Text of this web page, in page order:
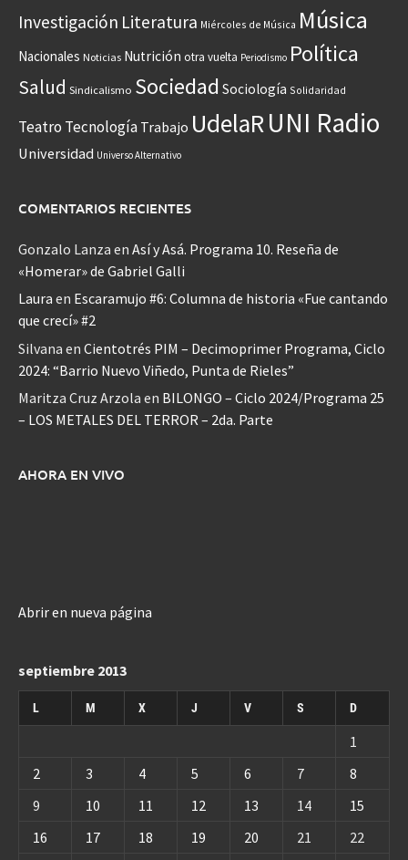
Investigación Literatura Miércoles de Música Música
Nacionales Noticias Nutrición otra vuelta Periodismo Política
Salud Sindicalismo Sociedad Sociología Solidaridad
Teatro Tecnología Trabajo UdelaRUNI Radio
Universidad Universo Alternativo
COMENTARIOS RECIENTES
Gonzalo Lanza en Así y Asá. Programa 10. Reseña de
«Homerar» de Gabriel Galli
Laura en Escaramujo #6: Columna de historia «Fue cantando
que crecí» #2
Silvana en Cientotrés PIM – Decimoprimer Programa, Ciclo
2024: “Barrio Nuevo Viñedo, Punta de Rieles”
Maritza Cruz Arzola en BILONGO – Ciclo 2024/Programa 25
– LOS METALES DEL TERROR – 2da. Parte
AHORA EN VIVO
Abrir en nueva página
septiembre 2013
L M X J V S D
1
2
3 4 5 6 7
8
9
10 11 12 13 14
15
16
17 18 19 20 21
22